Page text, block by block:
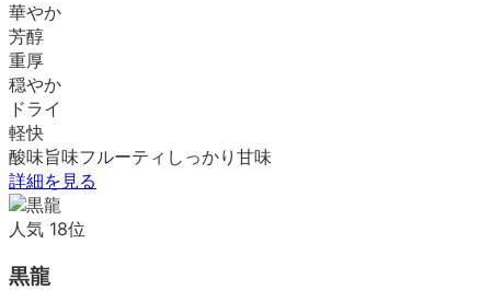
華やか
芳醇
重厚
穏やか
ドライ
軽快
酸味旨味フルーティ しっかり 甘味
詳細を見る
人気 18位
黒龍